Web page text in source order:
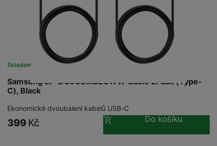
Samsung EP-DG930MBEGWW Cable 2Pack (Type-
C), Black
Skladem
Ekonomické dvoubalení kabelů USB-C
399 Kč Do košíku